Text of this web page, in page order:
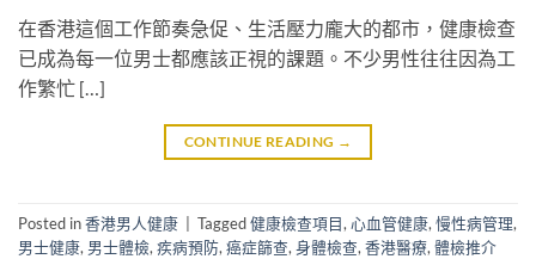
在香港這個工作節奏急促、生活壓力龐大的都市，健康檢查
已成為每一位男士都應該正視的課題。不少男性往往因為工
作繁忙 […]
CONTINUE READING →
Posted in香港男人健康 Tagged健康檢查項目,心血管健康,慢性病管理,
男士健康, 男士體檢,疾病預防,癌症篩查,身體檢查,香港醫療,體檢推介